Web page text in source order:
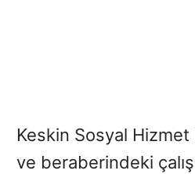
Keskin Sosyal
ve beraberindeki